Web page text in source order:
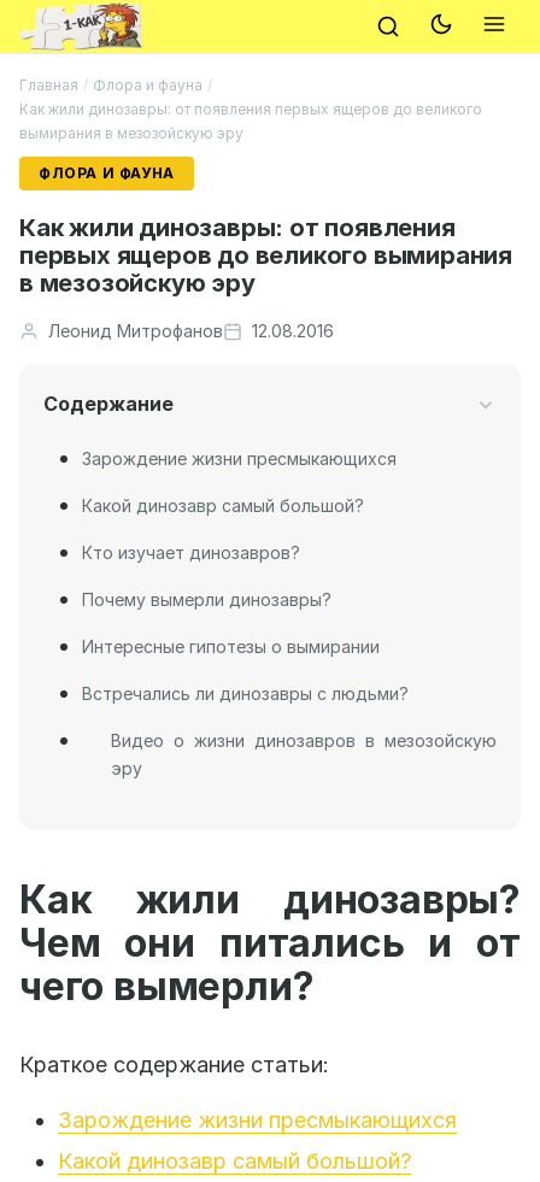
Главная / Флора и фауна /
Как жили динозавры: от появления первых ящеров до великого
вымирания в мезозойскую эру
ФЛОРА И ФАУНА
Как жили динозавры: от появления
первых ящеров до великого вымирания
в мезозойскую эру
Леонид Митрофанов 12.08.2016
Содержание
Зарождение жизни пресмыкающихся
Какой динозавр самый большой?
Кто изучает динозавров?
Почему вымерли динозавры?
Интересные гипотезы о вымирании
Встречались ли динозавры с людьми?
Видео о жизни динозавров в мезозойскую
эру
Как жили динозавры?
Чем они питались и от
чего вымерли?
Краткое содержание статьи:
Зарождение жизни пресмыкающихся
Какой динозавр самый большой?